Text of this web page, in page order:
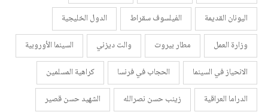
اليونان القديمة
الفيلسوف سقراط
الدول الخليجية
وزارة العمل
مطار بيروت والت ديزني
السينما الأوروبية
الانحياز في السينما
الحجاب في فرنسا
كراهية المسلمين
الدراما العراقية
زينب حسن نصرالله
الشهيد حسن قصير